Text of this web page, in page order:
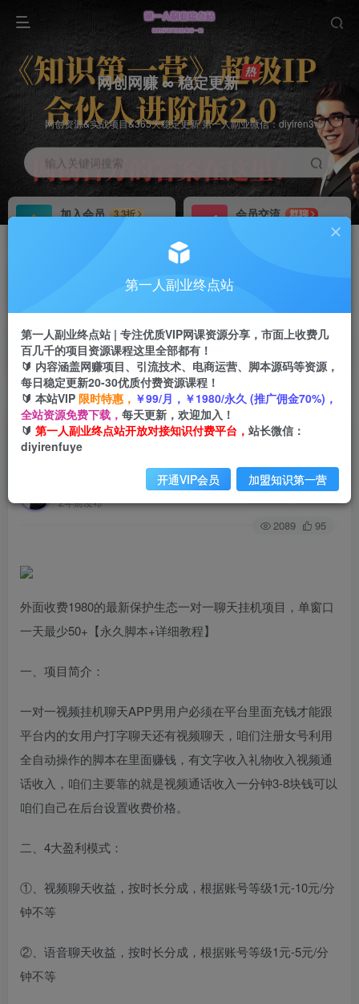
网创网赚 ∞ 稳定更新
网创资源&实战项目&365天稳定更新 第一人副业微信：diyiren3
输入关键词搜索
加入会员
3.3折
会员交流
群聊
推广返佣高达70%
首页 创业课程 会员专属 正文
（7376期）外面收费1980的最新保护生态一对一
聊天挂机项目，单窗口一天最少50+【永…
第一人副业终点站
2年前发布
关注 私信
2089 95
外面收费1980的最新保护生态一对一聊天挂机项目，单窗口
一天最少50+【永久脚本+详细教程】
一、项目简介：
一对一视频挂机聊天APP男用户必须在平台里面充钱才能跟
平台内的女用户打字聊天还有视频聊天，咱们注册女号利用
全自动操作的脚本在里面赚钱，有文字收入礼物收入视频通
话收入，咱们主要靠的就是视频通话收入一分钟3-8块钱可以
咱们自己在后台设置收费价格。
二、4大盈利模式：
①、视频聊天收益，按时长分成，根据账号等级1元-10元/分
钟不等
②、语音聊天收益，按时长分成，根据账号等级1元-5元/分
钟不等
第一人副业终点站
第一人副业终点站 | 专注优质VIP网课资源分享，市面上收费几
百几千的项目资源课程这里全部都有！
🔰 内容涵盖网赚项目、引流技术、电商运营、脚本源码等资源，
每日稳定更新20-30优质付费资源课程！
🔰 本站VIP 限时特惠， ￥99/月，￥1980/永久 (推广佣金70%)，
全站资源免费下载， 每天更新，欢迎加入！
🔰 第一人副业终点站开放对接知识付费平台， 站长微信：
diyirenfuye
开通VIP会员 加盟知识第一营